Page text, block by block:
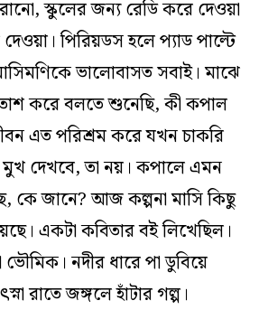
স্কুলের জন‌্য রেডি করে দেওয়া
পিরিয়ডস হলে প‌্যাড পাল্টে
ভালোবাসত সবাই। মাঝে
করে বলতে শুনেছি, কী কপাল
এত পরিশ্রম করে যখন চাকরি
দেখবে, তা নয়। কপালে এমন
কে জানে? আজ কল্পনা মাসি কিছু
একটা কবিতার বই লিখেছিল।
ভৌমিক। নদীর ধারে পা ডুবিয়ে
রাতে জঙ্গলে হাঁটার গল্প।